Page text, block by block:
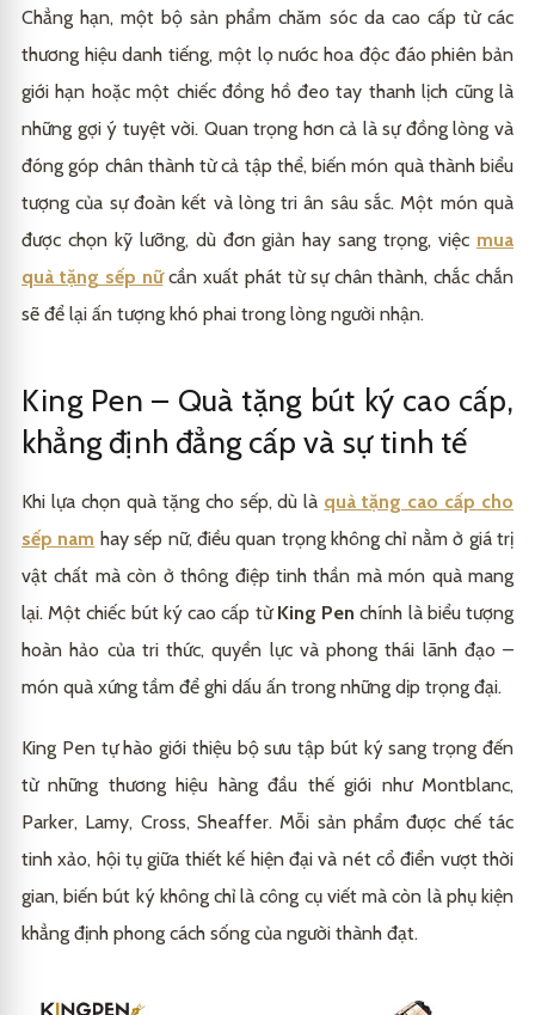
Chẳng hạn, một bộ sản phẩm chăm sóc da cao cấp từ các
thương hiệu danh tiếng, một lọ nước hoa độc đáo phiên bản
giới hạn hoặc một chiếc đồng hồ đeo tay thanh lịch cũng là
những gợi ý tuyệt vời. Quan trọng hơn cả là sự đồng lòng và
đóng góp chân thành từ cả tập thể, biến món quà thành biểu
tượng của sự đoàn kết và lòng tri ân sâu sắc. Một món quà
được chọn kỹ lưỡng, dù đơn giản hay sang trọng, việc mua
quà tặng sếp nữcần xuất phát từ sự chân thành, chắc chắn
sẽ để lại ấn tượng khó phai trong lòng người nhận.
King Pen – Quà tặng bút ký cao cấp,
khẳng định đẳng cấp và sự tinh tế
Khi lựa chọn quà tặng cho sếp, dù là quà tặng cao cấp cho
sếp nam hay sếp nữ, điều quan trọng không chỉ nằm ở giá trị
vật chất mà còn ở thông điệp tinh thần mà món quà mang
lại. Một chiếc bút ký cao cấp từKing Pen chính là biểu tượng
hoàn hảo của tri thức, quyền lực và phong thái lãnh đạo –
món quà xứng tầm để ghi dấu ấn trong những dịp trọng đại.
King Pen tự hào giới thiệu bộ sưu tập bút ký sang trọng đến
từ những thương hiệu hàng đầu thế giới như Montblanc,
Parker, Lamy, Cross, Sheaffer. Mỗi sản phẩm được chế tác
tinh xảo, hội tụ giữa thiết kế hiện đại và nét cổ điển vượt thời
gian, biến bút ký không chỉ là công cụ viết mà còn là phụ kiện
khẳng định phong cách sống của người thành đạt.